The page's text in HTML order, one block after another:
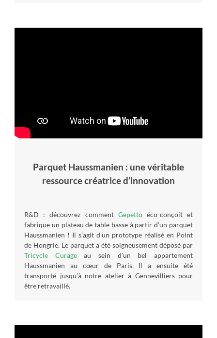
Parquet Haussmanien : une véritable
ressource créatrice d’innovation
R&D : découvrez comment Gepettoéco-conçoit et
fabrique un plateau de table basse à partir d’un parquet
Haussmanien ! Il s’agit d’un prototype réalisé en Point
de Hongrie. Le parquet a été soigneusement déposé par
Tricycle Curageau sein d’un bel appartement
Haussmanien au cœur de Paris. Il a ensuite été
transporté jusqu’à notre atelier à Gennevilliers pour
être retravaillé.